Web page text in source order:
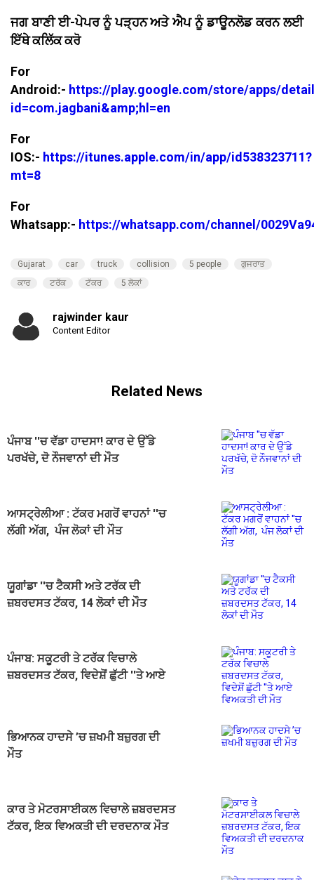
ਜਗ ਬਾਣੀ ਈ-ਪੇਪਰ ਨੂੰ ਪੜ੍ਹਨ ਅਤੇ ਐਪ ਨੂੰ ਡਾਊਨਲੋਡ ਕਰਨ ਲਈ
ਇੱਥੇ ਕਲਿੱਕ ਕਰੋ
For
Android:- https://play.google.com/store/apps/
id=com.jagbani&amp;hl=en
For
IOS:- https://itunes.apple.com/in/app/id538323711?
mt=8
For
Whatsapp:- https://whatsapp.com/channel/
Gujarat car truck collision 5 people
ਗੁਜਰਾਤ
ਕਾਰ
ਟਰੱਕ ਟੱਕਰ 5 ਲੋਕਾਂ
rajwinder kaur
Content Editor
Related News
ਪੰਜਾਬ ''ਚ ਵੱਡਾ ਹਾਦਸਾ! ਕਾਰ ਦੇ ਉੱਡੇ
ਪਰਖੱਚੇ, ਦੋ ਨੌਜਵਾਨਾਂ ਦੀ ਮੌਤ
ਆਸਟ੍ਰੇਲੀਆ : ਟੱਕਰ ਮਗਰੋਂ ਵਾਹਨਾਂ ''ਚ
ਲੱਗੀ ਅੱਗ, ਪੰਜ ਲੋਕਾਂ ਦੀ ਮੌਤ
ਯੂਗਾਂਡਾ ''ਚ ਟੈਕਸੀ ਅਤੇ ਟਰੱਕ ਦੀ
ਜ਼ਬਰਦਸਤ ਟੱਕਰ, 14 ਲੋਕਾਂ ਦੀ ਮੌਤ
ਪੰਜਾਬ: ਸਕੂਟਰੀ ਤੇ ਟਰੱਕ ਵਿਚਾਲੇ
ਜ਼ਬਰਦਸਤ ਟੱਕਰ, ਵਿਦੇਸ਼ੋਂ ਛੁੱਟੀ ''ਤੇ ਆਏ
ਭਿਆਨਕ ਹਾਦਸੇ ’ਚ ਜ਼ਖਮੀ ਬਜ਼ੁਰਗ ਦੀ
ਮੌਤ
ਕਾਰ ਤੇ ਮੋਟਰਸਾਈਕਲ ਵਿਚਾਲੇ ਜ਼ਬਰਦਸਤ
ਟੱਕਰ, ਇਕ ਵਿਅਕਤੀ ਦੀ ਦਰਦਨਾਕ ਮੌਤ